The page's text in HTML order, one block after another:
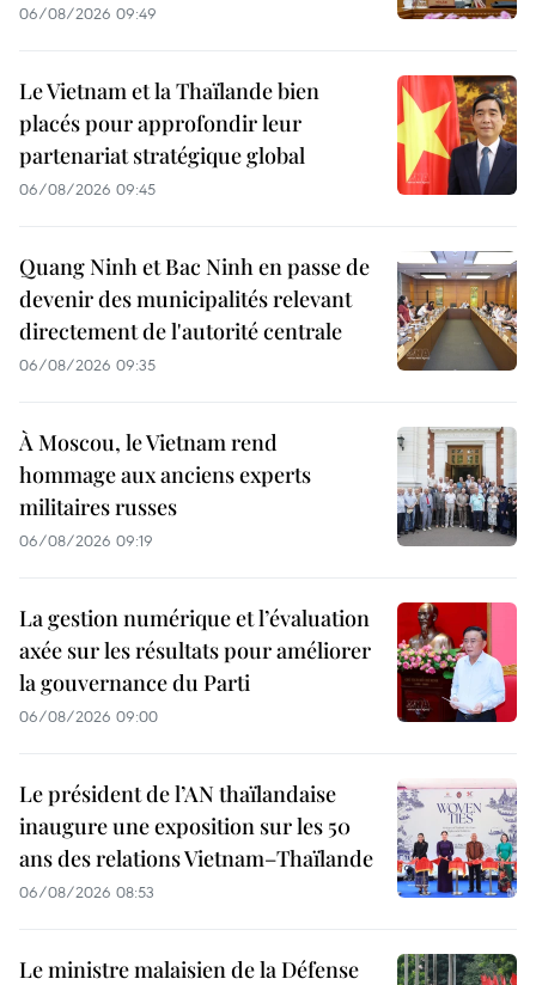
06/08/2026 09:49
Le Vietnam et la Thaïlande bien
placés pour approfondir leur
partenariat stratégique global
06/08/2026 09:45
Quang Ninh et Bac Ninh en passe de
devenir des municipalités relevant
directement de l'autorité centrale
06/08/2026 09:35
À Moscou, le Vietnam rend
hommage aux anciens experts
militaires russes
06/08/2026 09:19
La gestion numérique et l’évaluation
axée sur les résultats pour améliorer
la gouvernance du Parti
06/08/2026 09:00
Le président de l’AN thaïlandaise
inaugure une exposition sur les 50
ans des relations Vietnam–Thaïlande
06/08/2026 08:53
Le ministre malaisien de la Défense